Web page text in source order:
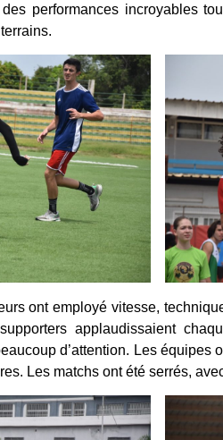
performances incroyables
ont employé vitesse,
applaudissaient
d’attention. Les équipes
Les matchs ont été serrés,